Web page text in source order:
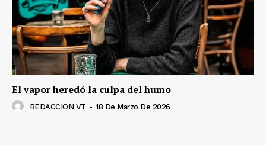
El vapor heredó la culpa del humo
REDACCION VT - 18 De Marzo De 2026